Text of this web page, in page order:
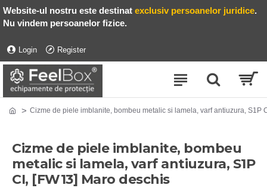
Website-ul nostru este destinat exclusiv persoanelor juridice.
Nu vindem persoanelor fizice.
Login Register
Cizme de piele imblanite, bombeu metalic si lamela, varf antiuzura, S1P
Cizme de piele imblanite, bombeu
metalic si lamela, varf antiuzura, S1P
CI, [FW13] Maro deschis